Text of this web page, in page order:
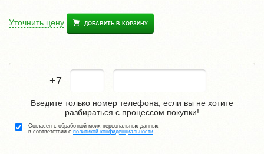
Уточнить цену ДОБАВИТЬ В КОРЗИНУ
+7
Введите только номер телефона, если вы не хотите
разбираться с процессом покупки!
Согласен с обработкой моих персональных данных
в соответствии с политикой конфиденциальности